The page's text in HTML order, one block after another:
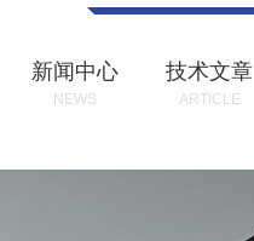
新闻中心
NEWS
技术文章
ARTICLE